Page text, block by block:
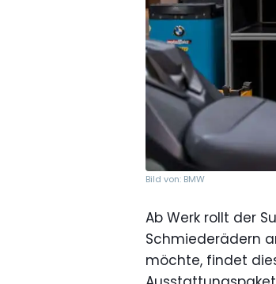
Bild von: BMW
Ab Werk rollt der
Schmiederädern
möchte, findet